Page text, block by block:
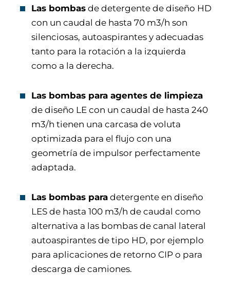
Las bombas de detergente de diseño HD
con un caudal de hasta 70 m3/h son
silenciosas, autoaspirantes y adecuadas
tanto para la rotación a la izquierda
como a la derecha.
Las bombas para agentes de limpieza
de diseño LE con un caudal de hasta 240
m3/h tienen una carcasa de voluta
optimizada para el flujo con una
geometría de impulsor perfectamente
adaptada.
Las bombas para detergente en diseño
LES de hasta 100 m3/h de caudal como
alternativa a las bombas de canal lateral
autoaspirantes de tipo HD, por ejemplo
para aplicaciones de retorno CIP o para
descarga de camiones.